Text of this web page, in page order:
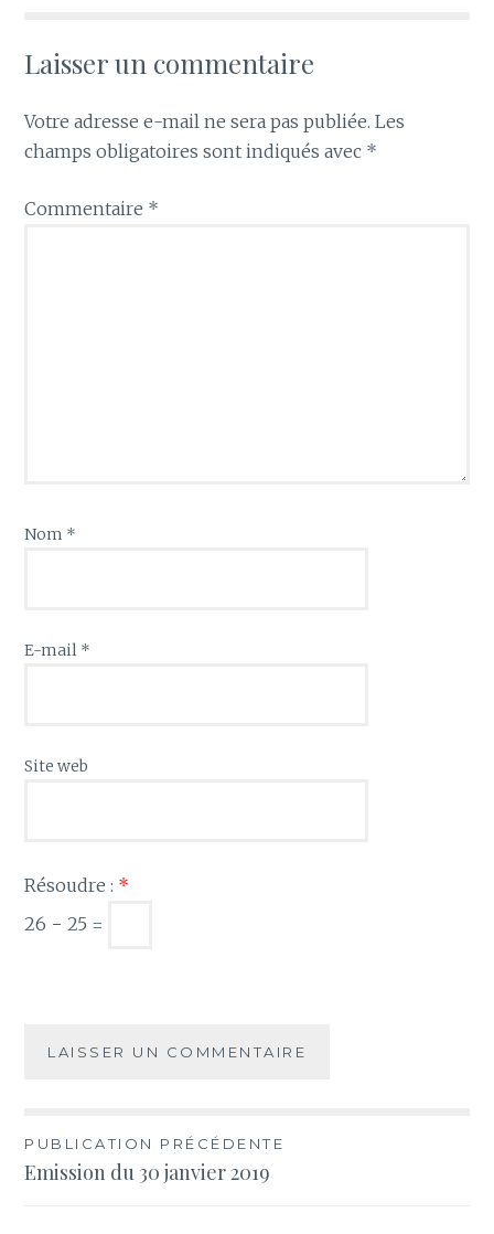
Laisser un commentaire
Votre adresse e-mail ne sera pas publiée. Les
champs obligatoires sont indiqués avec *
Commentaire *
Nom *
E-mail *
Site web
Résoudre : *
26 − 25 =
Navigation
de
PUBLICATION PRÉCÉDENTE
Emission du 30 janvier 2019